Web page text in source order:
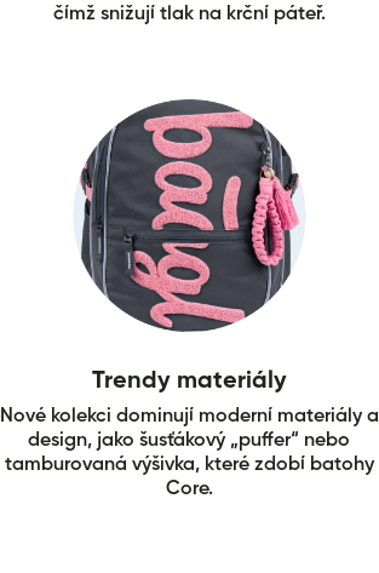
čímž snižují tlak na krční páteř.
Trendy materiály
Nové kolekci dominují moderní materiály a
design, jako šusťákový „puffer“ nebo
tamburovaná výšivka, které zdobí batohy
Core.